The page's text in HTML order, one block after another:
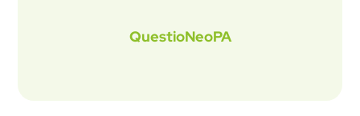
QuestioNeoPA